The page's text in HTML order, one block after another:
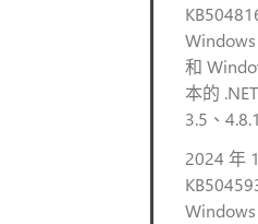
和
本的
3.5、
2024 年